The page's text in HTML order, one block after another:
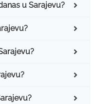
u Sarajevu?